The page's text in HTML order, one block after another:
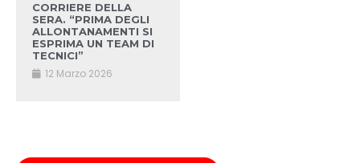
CORRIERE DELLA
SERA. “PRIMA DEGLI
ALLONTANAMENTI SI
ESPRIMA UN TEAM DI
TECNICI”
12 Marzo 2026